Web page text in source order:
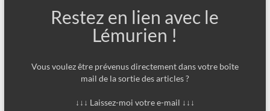
Restez en lien avec le
Lémurien !
Vous voulez être prévenus directement dans votre boîte
mail de la sortie des articles ?
↓↓↓ Laissez-moi votre e-mail ↓↓↓